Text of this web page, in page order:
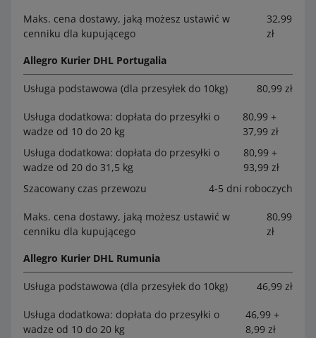
Maks. cena dostawy, jaką możesz ustawić w
cenniku dla kupującego
32,99
zł
Allegro Kurier DHL Portugalia
Usługa podstawowa (dla przesyłek do 10kg) 80,99 zł
Usługa dodatkowa: dopłata do przesyłki o
wadze od 10 do 20 kg
80,99 +
37,99 zł
Usługa dodatkowa: dopłata do przesyłki o
wadze od 20 do 31,5 kg
80,99 +
93,99 zł
Szacowany czas przewozu
4-5 dni roboczych
Maks. cena dostawy, jaką możesz ustawić w
cenniku dla kupującego
80,99
zł
Allegro Kurier DHL Rumunia
Usługa podstawowa (dla przesyłek do 10kg) 46,99 zł
Usługa dodatkowa: dopłata do przesyłki o
wadze od 10 do 20 kg
46,99 +
8,99 zł